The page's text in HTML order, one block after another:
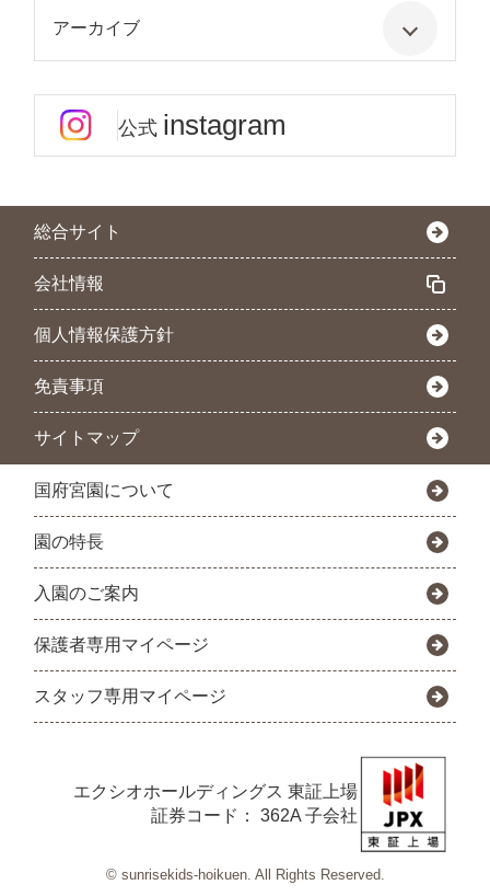
アーカイブ
公式 instagram
総合サイト
会社情報
個人情報保護方針
免責事項
サイトマップ
国府宮園について
園の特長
入園のご案内
保護者専用マイページ
スタッフ専用マイページ
エクシオホールディングス 東証上場
証券コード： 362A 子会社
© sunrisekids-hoikuen. All Rights Reserved.